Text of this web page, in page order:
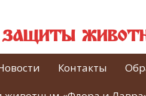
защиты
Контакты